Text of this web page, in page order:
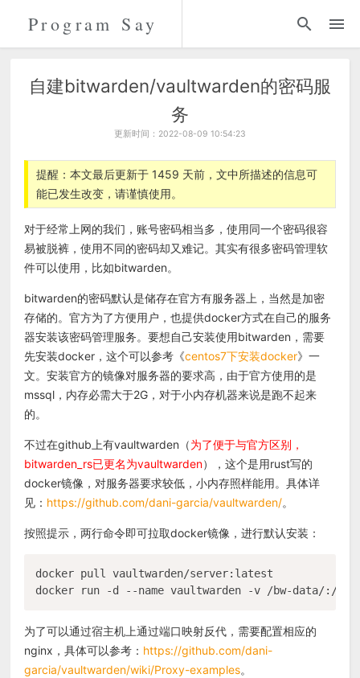
Program Say 代码
自建bitwarden/vaultwarden的密码服
务
更新时间：2022-08-09 10:54:23
提醒：本文最后更新于 1459 天前，文中所描述的信息可
能已发生改变，请谨慎使用。
对于经常上网的我们，账号密码相当多，使用同一个密码很容
易被脱裤，使用不同的密码却又难记。其实有很多密码管理软
件可以使用，比如bitwarden。
bitwarden的密码默认是储存在官方有服务器上，当然是加密
存储的。官方为了方便用户，也提供docker方式在自己的服务
器安装该密码管理服务。要想自己安装使用bitwarden，需要
先安装docker，这个可以参考《centos7下安装docker》一
文。安装官方的镜像对服务器的要求高，由于官方使用的是
mssql，内存必需大于2G，对于小内存机器来说是跑不起来
的。
不过在github上有vaultwarden（为了便于与官方区别，
bitwarden_rs已更名为vaultwarden），这个是用rust写的
docker镜像，对服务器要求较低，小内存照样能用。具体详
见： https://github.com/dani-garcia/vaultwarden/。
按照提示，两行命令即可拉取docker镜像，进行默认安装：
docker pull vaultwarden/server:latest
docker run -d --name vaultwarden -v /bw-data/:/
为了可以通过宿主机上通过端口映射反代，需要配置相应的
nginx，具体可以参考： https://github.com/dani-
garcia/vaultwarden/wiki/Proxy-examples。